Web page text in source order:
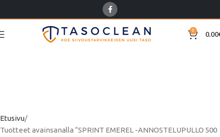
0 0.00
Etusivu
Tuotteet avainsanalla “SPRINT EMEREL -ANNOSTELUPULLO 500